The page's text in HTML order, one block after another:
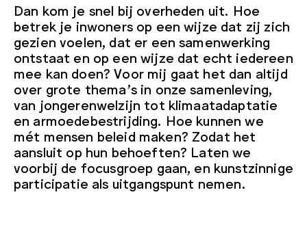
Dan kom je snel bij overheden uit. Hoe
betrek je inwoners op een wijze dat zij zich
gezien voelen, dat er een samenwerking
ontstaat en op een wijze dat echt iedereen
mee kan doen? Voor mij gaat het dan altijd
over grote thema’s in onze samenleving,
van jongerenwelzijn tot klimaatadaptatie
en armoedebestrijding. Hoe kunnen we
mét mensen beleid maken? Zodat het
aansluit op hun behoeften? Laten we
voorbij de focusgroep gaan, en kunstzinnige
participatie als uitgangspunt nemen.